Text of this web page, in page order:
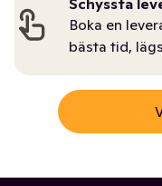
Boka en
bästa tid,